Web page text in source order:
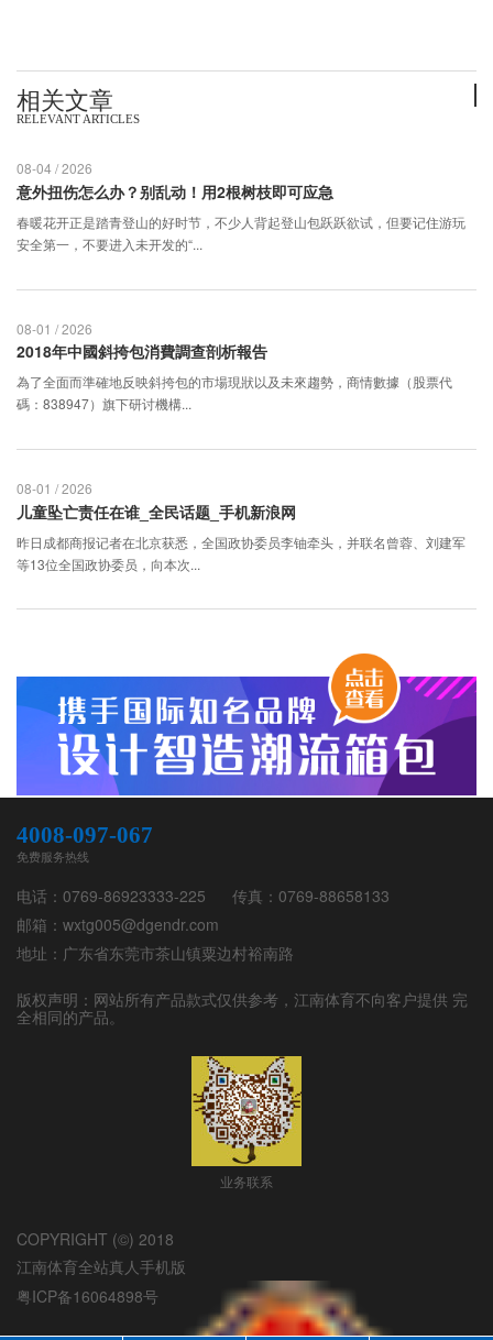
相关文章
RELEVANT ARTICLES
意外扭伤怎么办？别乱动！用2根树枝即可应急
春暖花开正是踏青登山的好时节，不少人背起登山包跃跃欲试，但要记住游玩
安全第一，不要进入未开发的“...
08-04 / 2026
2018年中國斜挎包消費調查剖析報告
為了全面而準確地反映斜挎包的市場現狀以及未來趨勢，商情數據（股票代
碼：838947）旗下研讨機構...
08-01 / 2026
儿童坠亡责任在谁_全民话题_手机新浪网
昨日成都商报记者在北京获悉，全国政协委员李铀牵头，并联名曾蓉、刘建军
等13位全国政协委员，向本次...
08-01 / 2026
电话： 0769-86923333-225 传真： 0769-88658133
邮箱： wxtg005@dgendr.com
地址： 广东省东莞市茶山镇粟边村裕南路
版权声明：网站所有产品款式仅供参考， 江南体育不向客户提供 完
全相同的产品。
4008-097-067
免费服务热线
业务联系
COPYRIGHT (©) 2018
江南体育全站真人手机版
粤ICP备16064898号